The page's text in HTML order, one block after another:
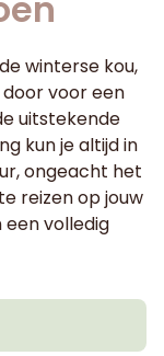
winterse kou,
voor een
uitstekende
kun je altijd in
ongeacht het
reizen op jouw
volledig